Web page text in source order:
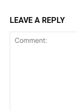
LEAVE A REPLY